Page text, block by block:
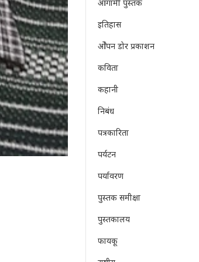
आगामी पुस्तक
इतिहास
ओेपन डोर प्रकाशन
कविता
कहानी
निबंध
पत्रकारिता
पर्यटन
पर्यावरण
पुस्तक समीक्षा
पुस्तकालय
फायकू